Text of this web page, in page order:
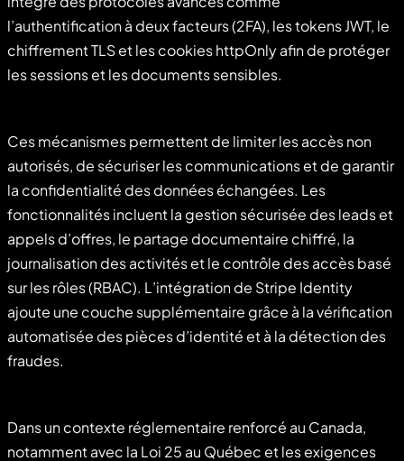
l’authentification à deux facteurs (2FA), les tokens JWT, le
chiffrement TLS et les cookies httpOnly afin de protéger
les sessions et les documents sensibles.
Ces mécanismes permettent de limiter les accès non
autorisés, de sécuriser les communications et de garantir
la confidentialité des données échangées. Les
fonctionnalités incluent la gestion sécurisée des leads et
appels d’offres, le partage documentaire chiffré, la
journalisation des activités et le contrôle des accès basé
sur les rôles (RBAC). L’intégration de Stripe Identity
ajoute une couche supplémentaire grâce à la vérification
automatisée des pièces d’identité et à la détection des
fraudes.
Dans un contexte réglementaire renforcé au Canada,
notamment avec la Loi 25 au Québec et les exigences